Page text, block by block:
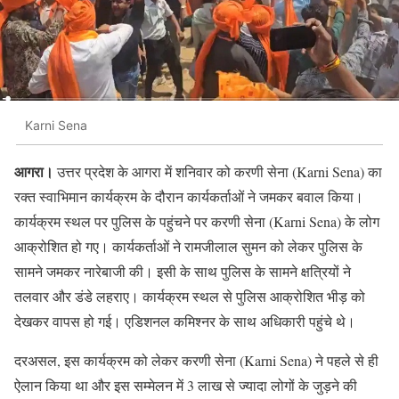
Karni Sena
आगरा। उत्तर प्रदेश के आगरा में शनिवार को करणी सेना (Karni Sena) का
रक्त स्वाभिमान कार्यक्रम के दौरान कार्यकर्ताओं ने जमकर बवाल किया।
कार्यक्रम स्थल पर पुलिस के पहुंचने पर करणी सेना (Karni Sena) के लोग
आक्रोशित हो गए। कार्यकर्ताओं ने रामजीलाल सुमन को लेकर पुलिस के
सामने जमकर नारेबाजी की। इसी के साथ पुलिस के सामने क्षत्रियों ने
तलवार और डंडे लहराए। कार्यक्रम स्थल से पुलिस आक्रोशित भीड़ को
देखकर वापस हो गई। एडिशनल कमिश्नर के साथ अधिकारी पहुंचे थे।
दरअसल, इस कार्यक्रम को लेकर करणी सेना (Karni Sena) ने पहले से ही
ऐलान किया था और इस सम्मेलन में 3 लाख से ज्यादा लोगों के जुड़ने की